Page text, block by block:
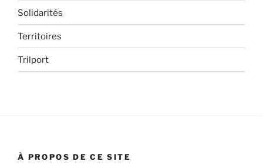
Solidarités
Territoires
Trilport
À PROPOS DE CE SITE